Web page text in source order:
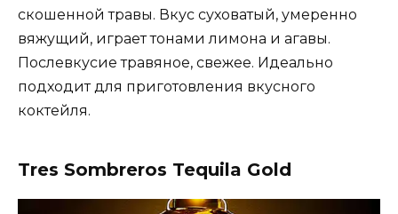
скошенной травы. Вкус суховатый, умеренно
вяжущий, играет тонами лимона и агавы.
Послевкусие травяное, свежее. Идеально
подходит для приготовления вкусного
коктейля.
Tres Sombreros Tequila Gold